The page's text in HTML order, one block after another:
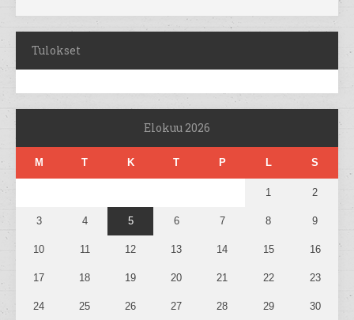
Tulokset
Elokuu 2026
M T K T P L S
1 2
3 4 5 6 7 8 9
10 11 12 13 14 15 16
17 18 19 20 21 22 23
24 25 26 27 28 29 30